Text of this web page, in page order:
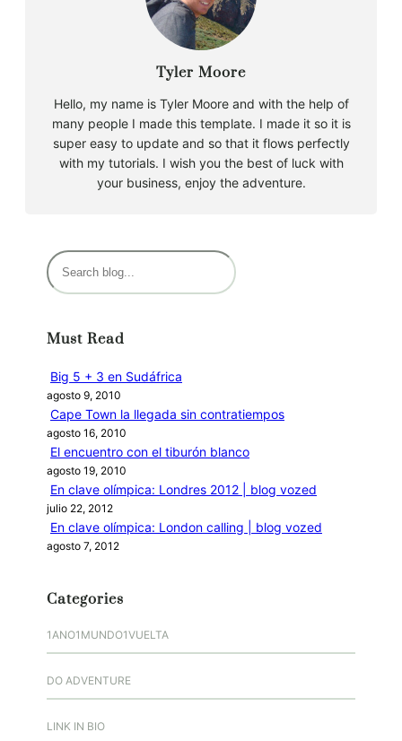
Tyler Moore
Hello, my name is Tyler Moore and with the help of
many people I made this template. I made it so it is
super easy to update and so that it flows perfectly
with my tutorials. I wish you the best of luck with
your business, enjoy the adventure.
B
u
a
Must Read
Big 5 + 3 en Sudáfrica
agosto 9, 2010
Cape Town la llegada sin contratiempos
agosto 16, 2010
El encuentro con el tiburón blanco
agosto 19, 2010
En clave olímpica: Londres 2012 | blog vozed
julio 22, 2012
En clave olímpica: London calling | blog vozed
agosto 7, 2012
Categories
1ANO1MUNDO1VUELTA
DO ADVENTURE
LINK IN BIO